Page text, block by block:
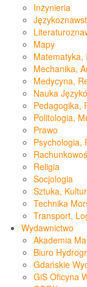
Inżynieria
Mapy
Matematyka,
Mechanika,
Medycyna,
Nauka
Pedagogika,
Politologia,
Prawo
Psychologia,
Religia
Socjologia
Sztuka,
Technika
Transport,
Wydawnictwo
Akademia
Biuro
Gdańskie
GiS Oficyna